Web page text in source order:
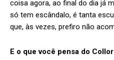
coisa agora, ao final do dia já
só tem escândalo, é tanta
que, às vezes, prefiro não
E o que você pensa do